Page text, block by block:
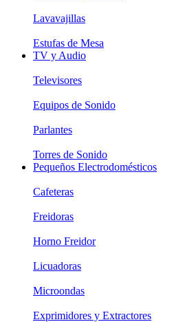
Lavavajillas
Estufas de Mesa
TV y Audio
Televisores
Equipos de Sonido
Parlantes
Torres de Sonido
Pequeños Electrodomésticos
Cafeteras
Freidoras
Horno Freidor
Licuadoras
Microondas
Exprimidores y Extractores